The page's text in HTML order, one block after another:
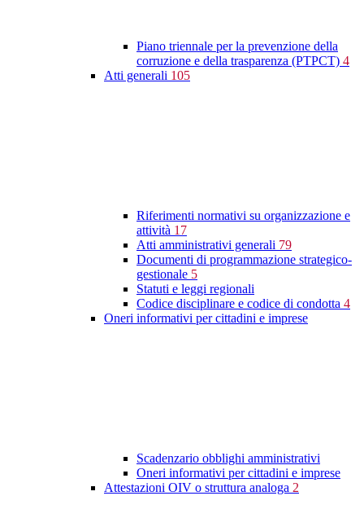
Piano triennale per la prevenzione della
corruzione e della trasparenza (PTPCT) 4
Atti generali 105
Riferimenti normativi su organizzazione e
attività 17
Atti amministrativi generali 79
Documenti di programmazione strategico-
gestionale 5
Statuti e leggi regionali
Codice disciplinare e codice di condotta 4
Oneri informativi per cittadini e imprese
Scadenzario obblighi amministrativi
Oneri informativi per cittadini e imprese
Attestazioni OIV o struttura analoga 2